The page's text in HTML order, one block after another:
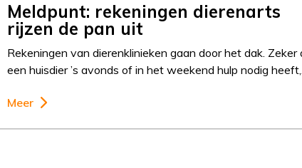
Meldpunt: rekeningen dierenarts
rijzen de pan uit
Rekeningen van dierenklinieken gaan door het dak. Zeker
een huisdier ’s avonds of in het weekend hulp nodig
Meer